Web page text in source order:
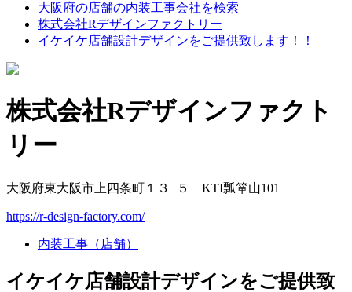
大阪府の店舗の内装工事会社を検索
株式会社Rデザインファクトリー
イケイケ店舗設計デザインをご提供致します！！
株式会社Rデザインファクト
リー
大阪府東大阪市上四条町１３−５ KTI瓢箪山101
https://r-design-factory.com/
内装工事（店舗）
イケイケ店舗設計デザインをご提供致